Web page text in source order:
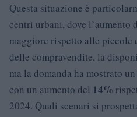
Questa situazione è
centri urbani, dove l’aumento
maggiore rispetto alle piccole
delle compravendite, la
ma la domanda ha mostrato
con un aumento del 14%
2024. Quali scenari si